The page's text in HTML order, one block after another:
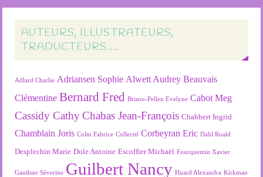
AUTEURS, ILLUSTRATEURS,
TRADUCTEURS….
Adlard Charlie Adriansen Sophie Alwett Audrey Beauvais
Clémentine Bernard Fred Brisou-Pellen Evelyne Cabot Meg
Cassidy Cathy Chabas Jean-François Chabbert Ingrid
Chamblain Joris Colin Fabrice Collectif Corbeyran Eric Dahl Roald
Desplechin Marie Dole Antoine Escoffier Michaël Fourquemin Xavier
Gauthier Séverine Guilbert Nancy Huard Alexandra Kirkman